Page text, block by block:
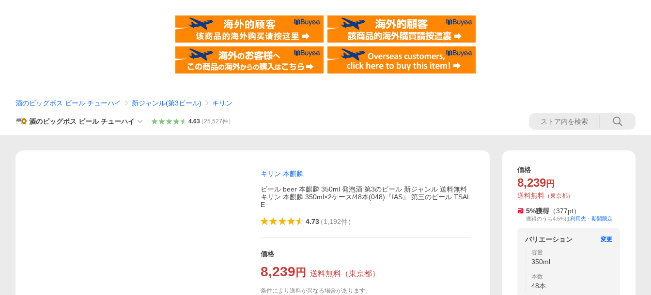
酒のビッグボス ビール チューハイ 新ジャンル(第3ビール) キリン
酒のビッグボス ビール チューハイ 4.63（25,527件）
キリン 本麒麟
ビール beer 本麒麟 350ml 発泡酒 第3のビール 新ジャンル 送料無料
キリン 本麒麟 350ml×2ケース/48本(048)『IAS』 第三のビール TSAL
E
4.73（1,192件）
価格
8,239 円 送料無料 （東京都）
条件により送料が異なる場合があります。
価格
8,239 円
送料無料 （東京都）
5%獲得 （377pt）
獲得のうち4.5%は利用先・期間限定
バリエーション
変更
容量
350ml
本数
48本